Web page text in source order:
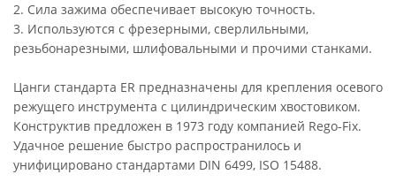
2. Сила зажима обеспечивает высокую точность.
3. Используются с фрезерными, сверлильными,
резьбонарезными, шлифовальными и прочими станками.
Цанги стандарта ER предназначены для крепления осевого
режущего инструмента с цилиндрическим хвостовиком.
Конструктив предложен в 1973 году компанией Rego-Fix.
Удачное решение быстро распространилось и
унифицировано стандартами DIN 6499, ISO 15488.